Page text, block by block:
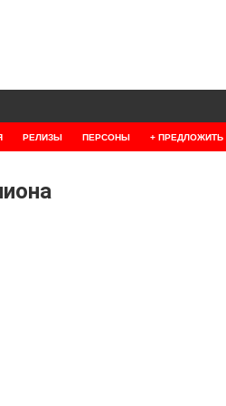
РЕЛИЗЫ ПЕРСОНЫ + ПРЕДЛОЖИТЬ